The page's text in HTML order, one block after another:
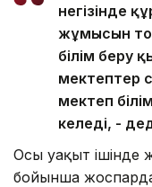
негізінде
жұмысын
білім беру
мектептер
мектеп
келеді, -
Осы уақыт
бойынша